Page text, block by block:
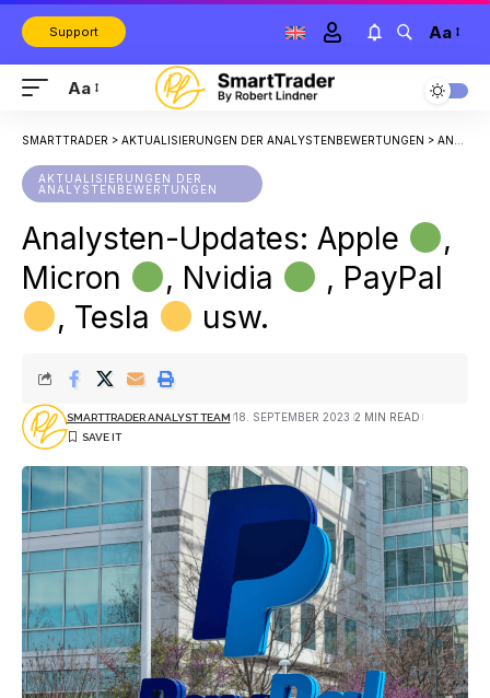
Support Aa
Aa
SMARTTRADER > AKTUALISIERUNGEN DER ANALYSTENBEWERTUNGEN > ANALYSTEN-UPDATES: APPLE
AKTUALISIERUNGEN DER
ANALYSTENBEWERTUNGEN
Analysten-Updates: Apple
,
Micron
, Nvidia
, PayPal
, Tesla
usw.
SMARTTRADER ANALYST TEAM 18. SEPTEMBER 2023 2 MIN READ